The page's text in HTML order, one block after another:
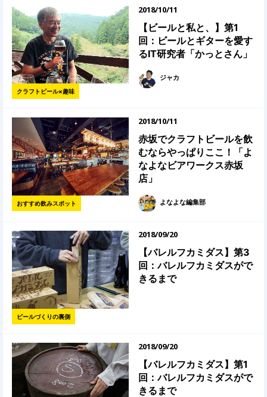
クラフトビール×趣味
2018/10/11
【ビールと私と、】第1
回：ビールとギターを愛す
るIT研究者「かっとさん」
ジャカ
おすすめ飲みスポット
2018/10/11
赤坂でクラフトビールを飲
むならやっぱりここ！「よ
なよなビアワークス赤坂
店」
よなよな編集部
ビールづくりの裏側
2018/09/20
【バレルフカミダス】第3
回：バレルフカミダスがで
きるまで
2018/09/20
【バレルフカミダス】第1
回：バレルフカミダスがで
きるまで